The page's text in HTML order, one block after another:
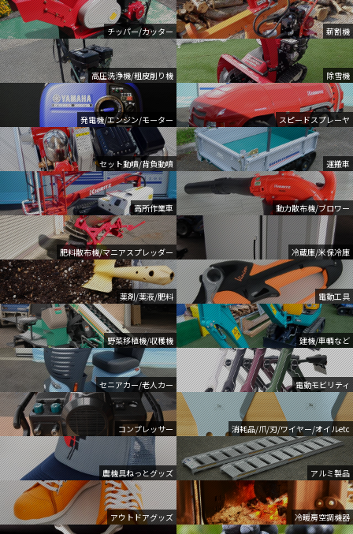
チッパー/カッター 薪割機
高圧洗浄機/粗皮削り機 除雪機
発電機/エンジン/モーター スピードスプレーヤ
セット動噴/背負動噴 運搬車
高所作業車 動力散布機/ブロワー
肥料散布機/マニアスプレッダー 冷蔵庫/米保冷庫
薬剤/薬液/肥料 電動工具
野菜移植機/収穫機 建機/車輌など
セニアカー/老人カー 電動モビリティ
コンプレッサー 消耗品/爪/刃/ワイヤー/オイルetc
農機具ねっとグッズ アルミ製品
アウトドアグッズ 冷暖房空調機器